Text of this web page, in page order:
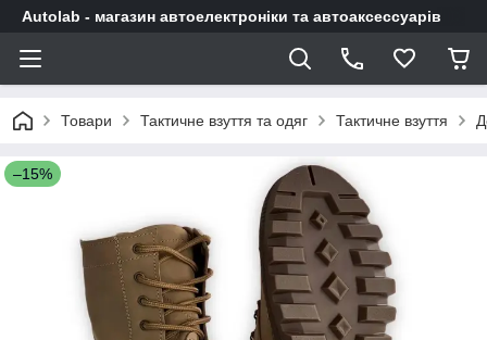
Autolab - магазин автоелектроніки та автоаксессуарів
Товари Тактичне взуття та одяг Тактичне взуття
–15%